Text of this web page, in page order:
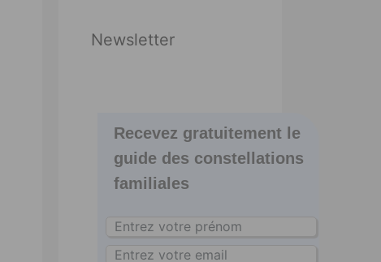
Newsletter
Recevez gratuitement le
guide des constellations
familiales